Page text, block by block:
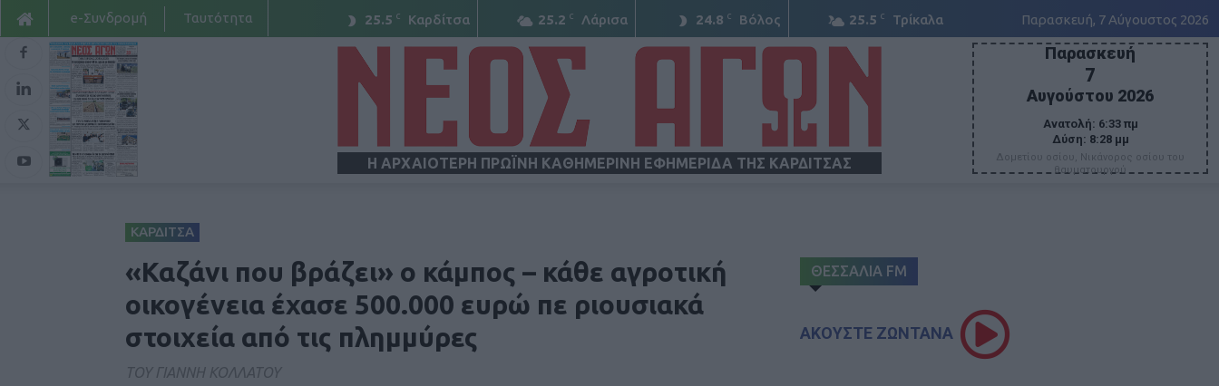
25.5 C Καρδίτσα 25.2 C Λάρισα 24.8 C Βόλος 25.5 C Τρίκαλα Παρασκευή, 7 Αύγουστος 2026
e-Συνδρομή Ταυτότητα
Η ΑΡΧΑΙΟΤΕΡΗ ΠΡΩΪΝΗ ΚΑΘΗΜΕΡΙΝΗ ΕΦΗΜΕΡΙΔΑ ΤΗΣ ΚΑΡΔΙΤΣΑΣ
Παρασκευή
7
Αυγούστου 2026
Ανατολή: 6:33 πμ
Δύση: 8:28 μμ
Δομετίου οσίου, Νικάνορος οσίου του
θαυματουργού
ΚΑΡΔΙΤΣΑ
«Καζάνι που βράζει» ο κάμπος – κάθε αγροτική
οικογένεια έχασε 500.000 ευρώ πε ριουσιακά
στοιχεία από τις πλημμύρες
ΤΟΥ ΓΙΑΝΝΗ ΚΟΛΛΑΤΟΥ
ΘΕΣΣΑΛΙΑ FM
ΑΚΟΥΣΤΕ ΖΩΝΤΑΝΑ